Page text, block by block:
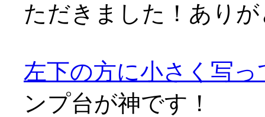
ただきました！あり
左下の方に小さく写
ンプ台が神です！